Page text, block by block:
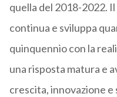
quella del 2018-2022.
continua e sviluppa
quinquennio con la
una risposta matura e
crescita, innovazione